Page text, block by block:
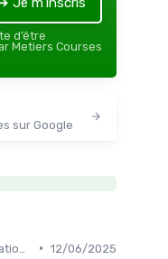
d’être
Metiers Courses
sur Google
• 12/06/2025